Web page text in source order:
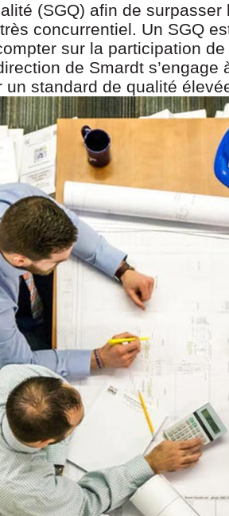
(SGQ) afin de surpasser
concurrentiel. Un SGQ
sur la participation de
de Smardt s’engage
standard de qualité